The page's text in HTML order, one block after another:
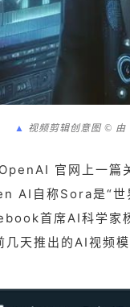
▲ 视频剪辑创意图 © 由
官网上一篇
AI自称Sora是“世
首席AI科学
天推出的AI视频